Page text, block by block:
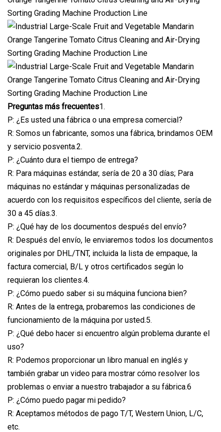
Preguntas más frecuentes1.
P: ¿Es usted una fábrica o una empresa comercial?
R: Somos un fabricante, somos una fábrica, brindamos OEM
y servicio posventa.2.
P: ¿Cuánto dura el tiempo de entrega?
R: Para máquinas estándar, sería de 20 a 30 días; Para
máquinas no estándar y máquinas personalizadas de
acuerdo con los requisitos específicos del cliente, sería de
30 a 45 días.3.
P: ¿Qué hay de los documentos después del envío?
R: Después del envío, le enviaremos todos los documentos
originales por DHL/TNT, incluida la lista de empaque, la
factura comercial, B/L y otros certificados según lo
requieran los clientes.4.
P: ¿Cómo puedo saber si su máquina funciona bien?
R: Antes de la entrega, probaremos las condiciones de
funcionamiento de la máquina por usted.5.
P: ¿Qué debo hacer si encuentro algún problema durante el
uso?
R: Podemos proporcionar un libro manual en inglés y
también grabar un video para mostrar cómo resolver los
problemas o enviar a nuestro trabajador a su fábrica.6
P: ¿Cómo puedo pagar mi pedido?
R: Aceptamos métodos de pago T/T, Western Union, L/C,
etc.